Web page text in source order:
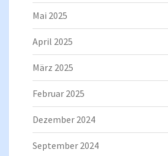
Mai 2025
April 2025
März 2025
Februar 2025
Dezember 2024
September 2024